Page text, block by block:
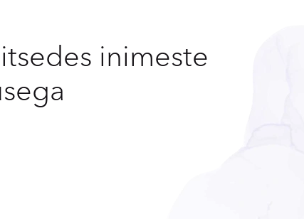
inimeste